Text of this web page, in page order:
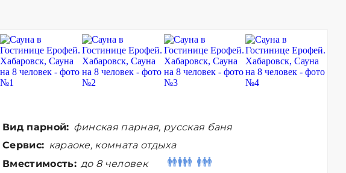
Вид парной: финская парная, русская баня
Сервис: караоке, комната отдыха
Вместимость: до 8 человек